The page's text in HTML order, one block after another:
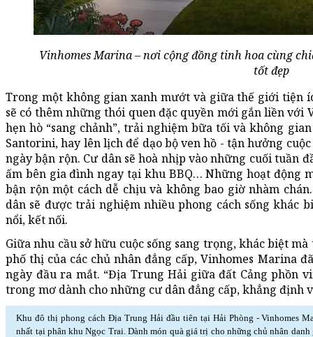
Vinhomes Marina – nơi cộng đồng tinh hoa cùng
tốt đẹp
Trong một không gian xanh mướt và giữa thế giới tiện
sẽ có thêm những thói quen đặc quyền mới gắn liền với
hẹn hò “sang chảnh”, trải nghiệm bữa tối và không
Santorini, hay lên lịch để dạo bộ ven hồ - tận hưởng
ngày bận rộn. Cư dân sẽ hoà nhịp vào những cuối tuần
ấm bên gia đình ngay tại khu BBQ… Những hoạt động
bận rộn một cách dễ chịu và không bao giờ nhàm
dân sẽ được trải nghiệm nhiều phong cách sống khác
nổi, kết nối.
Giữa nhu cầu sở hữu cuộc sống sang trọng, khác biệt
phố thị của các chủ nhân đẳng cấp, Vinhomes Marina
ngày đầu ra mắt. “Địa Trung Hải giữa đất Cảng phồn
trong mơ dành cho những cư dân đẳng cấp, khẳng định
Khu đô thị phong cách Địa Trung Hải đầu tiên tại Hải Phòng - Vinhomes
nhất tại phân khu Ngọc Trai. Dành món quà giá trị cho những chủ nhân